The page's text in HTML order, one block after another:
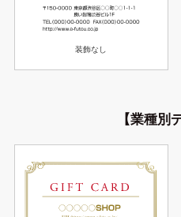
装飾なし
【業種別